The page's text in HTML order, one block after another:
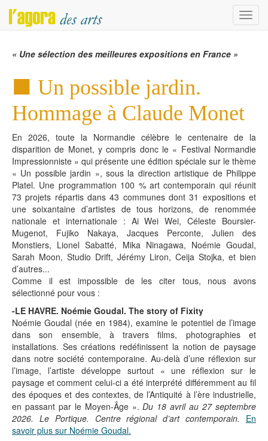
Menu
« Une sélection des meilleures expositions en France »
Un possible jardin.
Hommage à Claude Monet
En 2026, toute la Normandie célèbre le centenaire de la
disparition de Monet, y compris donc le « Festival Normandie
Impressionniste » qui présente une édition spéciale sur le thème
« Un possible jardin », sous la direction artistique de Philippe
Platel. Une programmation 100 % art contemporain qui réunit
73 projets répartis dans 43 communes dont 31 expositions et
une soixantaine d’artistes de tous horizons, de renommée
nationale et internationale : Ai Wei Wei, Céleste Boursier-
Mugenot, Fujiko Nakaya, Jacques Perconte, Julien des
Monstiers, Lionel Sabatté, Mika Ninagawa, Noémie Goudal,
Sarah Moon, Studio Drift, Jérémy Liron, Ceija Stojka, et bien
d’autres...
Comme il est impossible de les citer tous, nous avons
sélectionné pour vous :
-LE HAVRE. Noémie Goudal. The story of Fixity
Noémie Goudal (née en 1984), examine le potentiel de l’image
dans son ensemble, à travers films, photographies et
installations. Ses créations redéfinissent la notion de paysage
dans notre société contemporaine. Au-delà d’une réflexion sur
l’image, l’artiste développe surtout « une réflexion sur le
paysage et comment celui-ci a été interprété différemment au fil
des époques et des contextes, de l’Antiquité à l’ère industrielle,
en passant par le Moyen-Âge ».Du 18 avril au 27 septembre
2026. Le Portique. Centre régional d’art contemporain.
En
savoir plus sur Noémie Goudal.